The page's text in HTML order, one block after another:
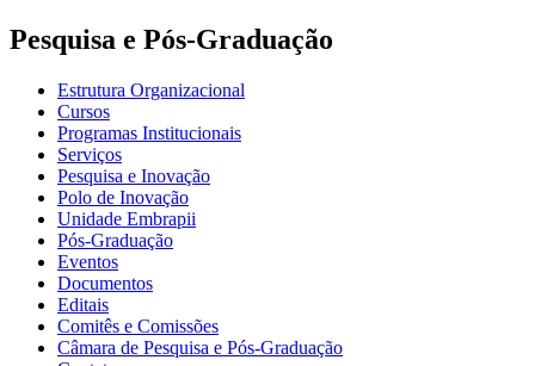
Pesquisa e Pós-Graduação
Estrutura Organizacional
Cursos
Programas Institucionais
Serviços
Pesquisa e Inovação
Polo de Inovação
Unidade Embrapii
Pós-Graduação
Eventos
Documentos
Editais
Comitês e Comissões
Câmara de Pesquisa e Pós-Graduação